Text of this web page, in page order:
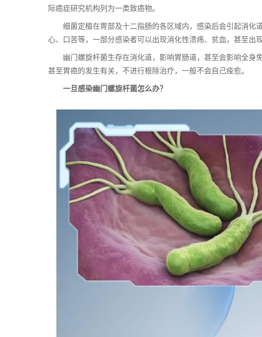
际癌症研究机构列为一类致癌物。
细菌定植在胃部及十二指肠的各区域内，感染后会引起消
心、口苦等，一部分感染者可以出现消化性溃疡、贫血，甚至出
幽门螺旋杆菌生存在消化道，影响胃肠道，甚至会影响全
甚至胃癌的发生有关，不进行根除治疗，一般不会自己痊愈。
一旦感染幽门螺旋杆菌怎么办？